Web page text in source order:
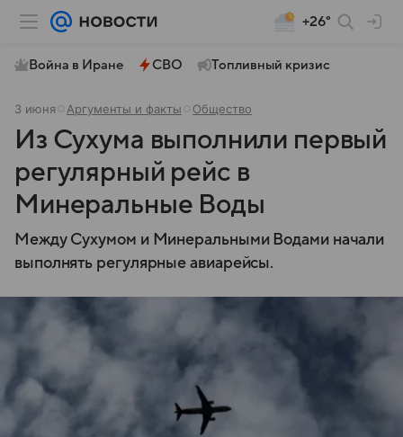
+26°
Война в Иране СВО Топливный кризис
3 июня Аргументы и факты Общество
Из Сухума выполнили первый
регулярный рейс в
Минеральные Воды
Между Сухумом и Минеральными Водами начали
выполнять регулярные авиарейсы.